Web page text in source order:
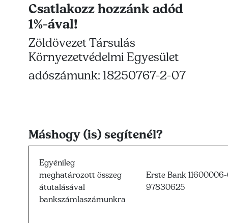
Csatlakozz hozzánk adód
1%-ával!
Zöldövezet Társulás
Környezetvédelmi Egyesület
adószámunk: 18250767-2-07
Máshogy (is) segítenél?
Egyénileg
meghatározott összeg
átutalásával
bankszámlaszámunkra
Erste Bank
97830625